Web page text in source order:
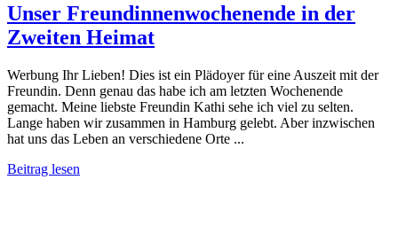
Unser Freundinnenwochenende in der
Zweiten Heimat
Werbung Ihr Lieben! Dies ist ein Plädoyer für eine Auszeit mit der
Freundin. Denn genau das habe ich am letzten Wochenende
gemacht. Meine liebste Freundin Kathi sehe ich viel zu selten.
Lange haben wir zusammen in Hamburg gelebt. Aber inzwischen
hat uns das Leben an verschiedene Orte ...
Beitrag lesen